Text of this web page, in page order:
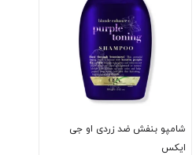
شامپو بنفش ضد زردی او جی
ایکس